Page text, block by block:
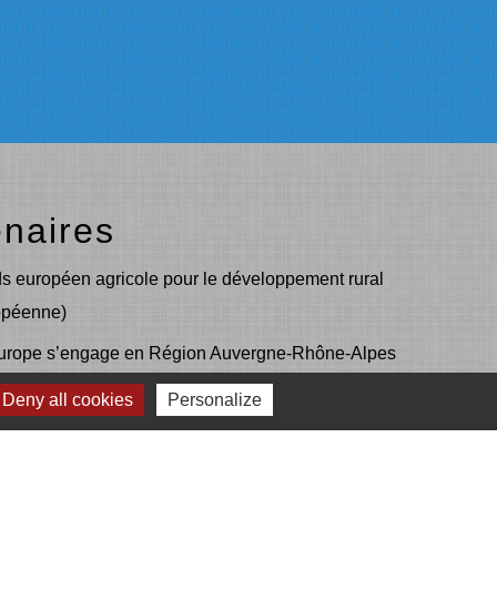
européen agricole pour le développement rural
s’engage en Région Auvergne-Rhône-Alpes
all cookies Personalize